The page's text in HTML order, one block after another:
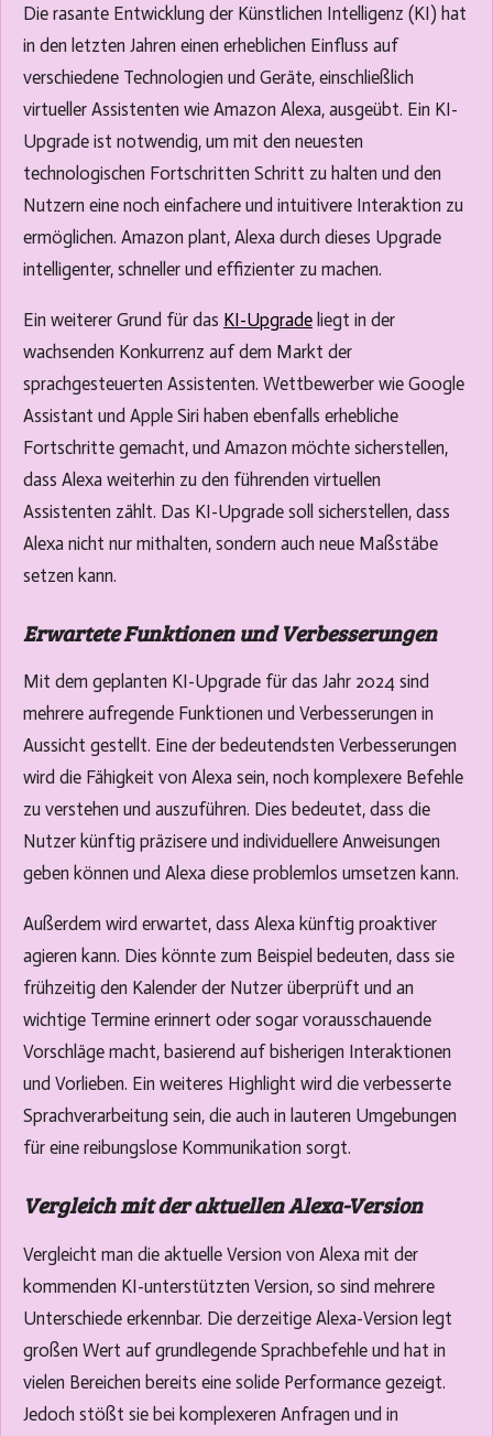
c
p
t
s
u
s
e
Die rasante Entwicklung der Künstlichen Intelligenz (KI) hat
in den letzten Jahren einen erheblichen Einfluss auf
verschiedene Technologien und Geräte, einschließlich
virtueller Assistenten wie Amazon Alexa, ausgeübt. Ein KI-
Upgrade ist notwendig, um mit den neuesten
technologischen Fortschritten Schritt zu halten und den
Nutzern eine noch einfachere und intuitivere Interaktion zu
ermöglichen. Amazon plant, Alexa durch dieses Upgrade
intelligenter, schneller und effizienter zu machen.
Ein weiterer Grund für das KI-Upgrade liegt in der
wachsenden Konkurrenz auf dem Markt der
sprachgesteuerten Assistenten. Wettbewerber wie Google
Assistant und Apple Siri haben ebenfalls erhebliche
Fortschritte gemacht, und Amazon möchte sicherstellen,
dass Alexa weiterhin zu den führenden virtuellen
Assistenten zählt. Das KI-Upgrade soll sicherstellen, dass
Alexa nicht nur mithalten, sondern auch neue Maßstäbe
setzen kann.
Erwartete Funktionen und Verbesserungen
Mit dem geplanten KI-Upgrade für das Jahr 2024 sind
mehrere aufregende Funktionen und Verbesserungen in
Aussicht gestellt. Eine der bedeutendsten Verbesserungen
wird die Fähigkeit von Alexa sein, noch komplexere Befehle
zu verstehen und auszuführen. Dies bedeutet, dass die
Nutzer künftig präzisere und individuellere Anweisungen
geben können und Alexa diese problemlos umsetzen kann.
Außerdem wird erwartet, dass Alexa künftig proaktiver
agieren kann. Dies könnte zum Beispiel bedeuten, dass sie
frühzeitig den Kalender der Nutzer überprüft und an
wichtige Termine erinnert oder sogar vorausschauende
Vorschläge macht, basierend auf bisherigen Interaktionen
und Vorlieben. Ein weiteres Highlight wird die verbesserte
Sprachverarbeitung sein, die auch in lauteren Umgebungen
für eine reibungslose Kommunikation sorgt.
Vergleich mit der aktuellen Alexa-Version
Vergleicht man die aktuelle Version von Alexa mit der
kommenden KI-unterstützten Version, so sind mehrere
Unterschiede erkennbar. Die derzeitige Alexa-Version legt
großen Wert auf grundlegende Sprachbefehle und hat in
vielen Bereichen bereits eine solide Performance gezeigt.
Jedoch stößt sie bei komplexeren Anfragen und in